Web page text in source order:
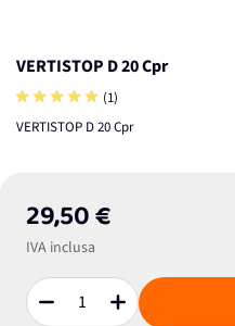
VERTISTOP D 20 Cpr
(1)
VERTISTOP D 20 Cpr
29,50 €
IVA inclusa
Quantità